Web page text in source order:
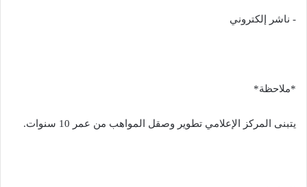
‏- ناشر إلكتروني
*ملاحظة*
يتبنى المركز الإعلامي تطوير وصقل المواهب من عمر 10 سنوات.